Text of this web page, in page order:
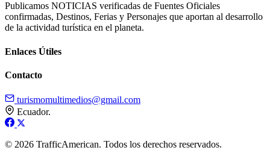
Publicamos NOTICIAS verificadas de Fuentes Oficiales
confirmadas, Destinos, Ferias y Personajes que aportan al desarrollo
de la actividad turística en el planeta.
Enlaces Útiles
Contacto
turismomultimedios@gmail.com
Ecuador.
© 2026 TrafficAmerican. Todos los derechos reservados.